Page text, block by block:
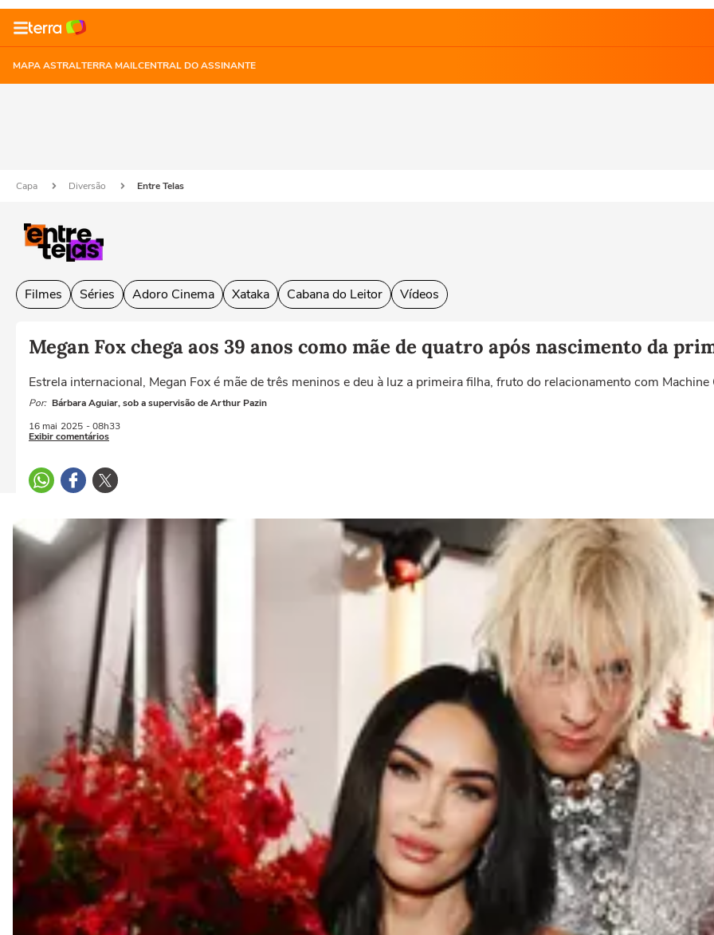
MAPA ASTRALTERRA MAILCENTRAL DO ASSINANTE
Capa Diversão Entre Telas
Filmes Séries Adoro Cinema Xataka Cabana do Leitor Vídeos
Megan Fox chega aos 39 anos como mãe de quatro após nascimento da
Estrela internacional, Megan Fox é mãe de três meninos e deu à luz a primeira filha, fruto do relacionamento com
Por: Bárbara Aguiar, sob a supervisão de Arthur Pazin
16 mai 2025 - 08h33
Exibir comentários